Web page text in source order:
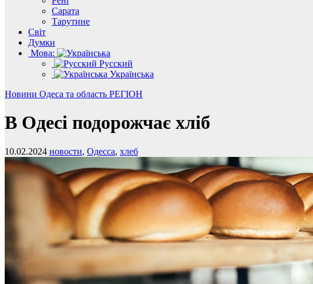
Сарата
Тарутине
Світ
Думки
Мова:
Русский
Українська
Новини Одеса та область РЕГІОН
В Одесі подорожчає хліб
10.02.2024 новости, Одесса, хлеб